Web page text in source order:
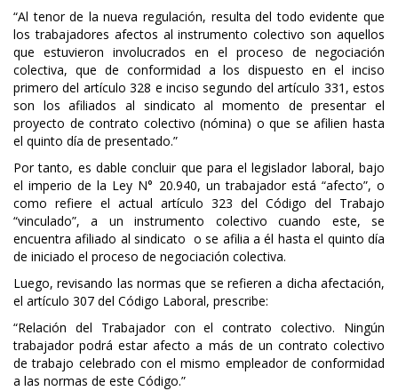
“Al tenor de la nueva regulación, resulta del todo evidente que
los trabajadores afectos al instrumento colectivo son aquellos
que estuvieron involucrados en el proceso de negociación
colectiva, que de conformidad a los dispuesto en el inciso
primero del artículo 328 e inciso segundo del artículo 331, estos
son los afiliados al sindicato al momento de presentar el
proyecto de contrato colectivo (nómina) o que se afilien hasta
el quinto día de presentado.”
Por tanto, es dable concluir que para el legislador laboral, bajo
el imperio de la Ley N° 20.940, un trabajador está “afecto”, o
como refiere el actual artículo 323 del Código del Trabajo
“vinculado”, a un instrumento colectivo cuando este, se
encuentra afiliado al sindicato o se afilia a él hasta el quinto día
de iniciado el proceso de negociación colectiva.
Luego, revisando las normas que se refieren a dicha afectación,
el artículo 307 del Código Laboral, prescribe:
“Relación del Trabajador con el contrato colectivo. Ningún
trabajador podrá estar afecto a más de un contrato colectivo
de trabajo celebrado con el mismo empleador de conformidad
a las normas de este Código.”